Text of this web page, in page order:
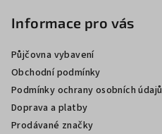
Informace pro vás
Půjčovna vybavení
Obchodní podmínky
Podmínky ochrany osobních údajů
Doprava a platby
Prodávané značky